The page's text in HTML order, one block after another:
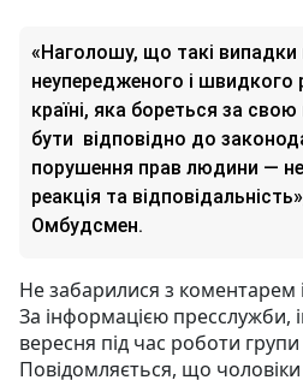
«Наголошу, що такі випадки
неупередженого і швидкого
країні, яка бореться за
бути відповідно до
порушення прав людини —
реакція та
Омбудсмен.
Не забарилися з коментарем
За інформацією пресслужби,
вересня під час роботи
Повідомляється, що